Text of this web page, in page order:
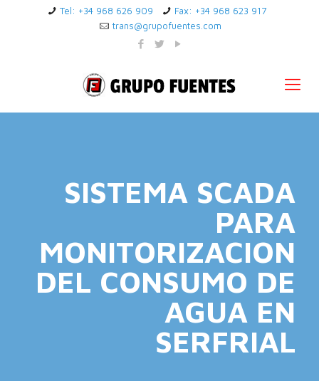
Tel: +34 968 626 909
Fax: +34 968 623 917
trans@grupofuentes.com
SISTEMA SCADA
PARA
MONITORIZACION
DEL CONSUMO DE
AGUA EN
SERFRIAL